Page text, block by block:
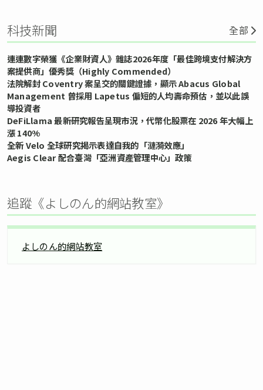
科技新聞 全部
連連數字榮獲《企業財資人》雜誌2026年度「最佳跨境支付解決方
案提供商」優秀獎（Highly Commended）
法院解封 Coventry 案呈交的關鍵證據，顯示 Abacus Global
Management 曾採用 Lapetus 偏短的人均壽命預估，並以此誤
導投資者
DeFiLlama 最新研究報告呈現市況，代幣化股票在 2026 年大幅上
漲 140%
全新 Velo 全球研究揭示表達自我的「漣漪效應」
Aegis Clear 配合臺灣「亞洲資產管理中心」政策
追蹤《よしのん的網站教室》
よしのん的網站教室